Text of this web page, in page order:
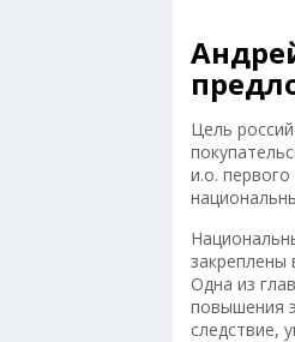
Цель
и.о.
закреплены
Одна из
повышения
следствие,